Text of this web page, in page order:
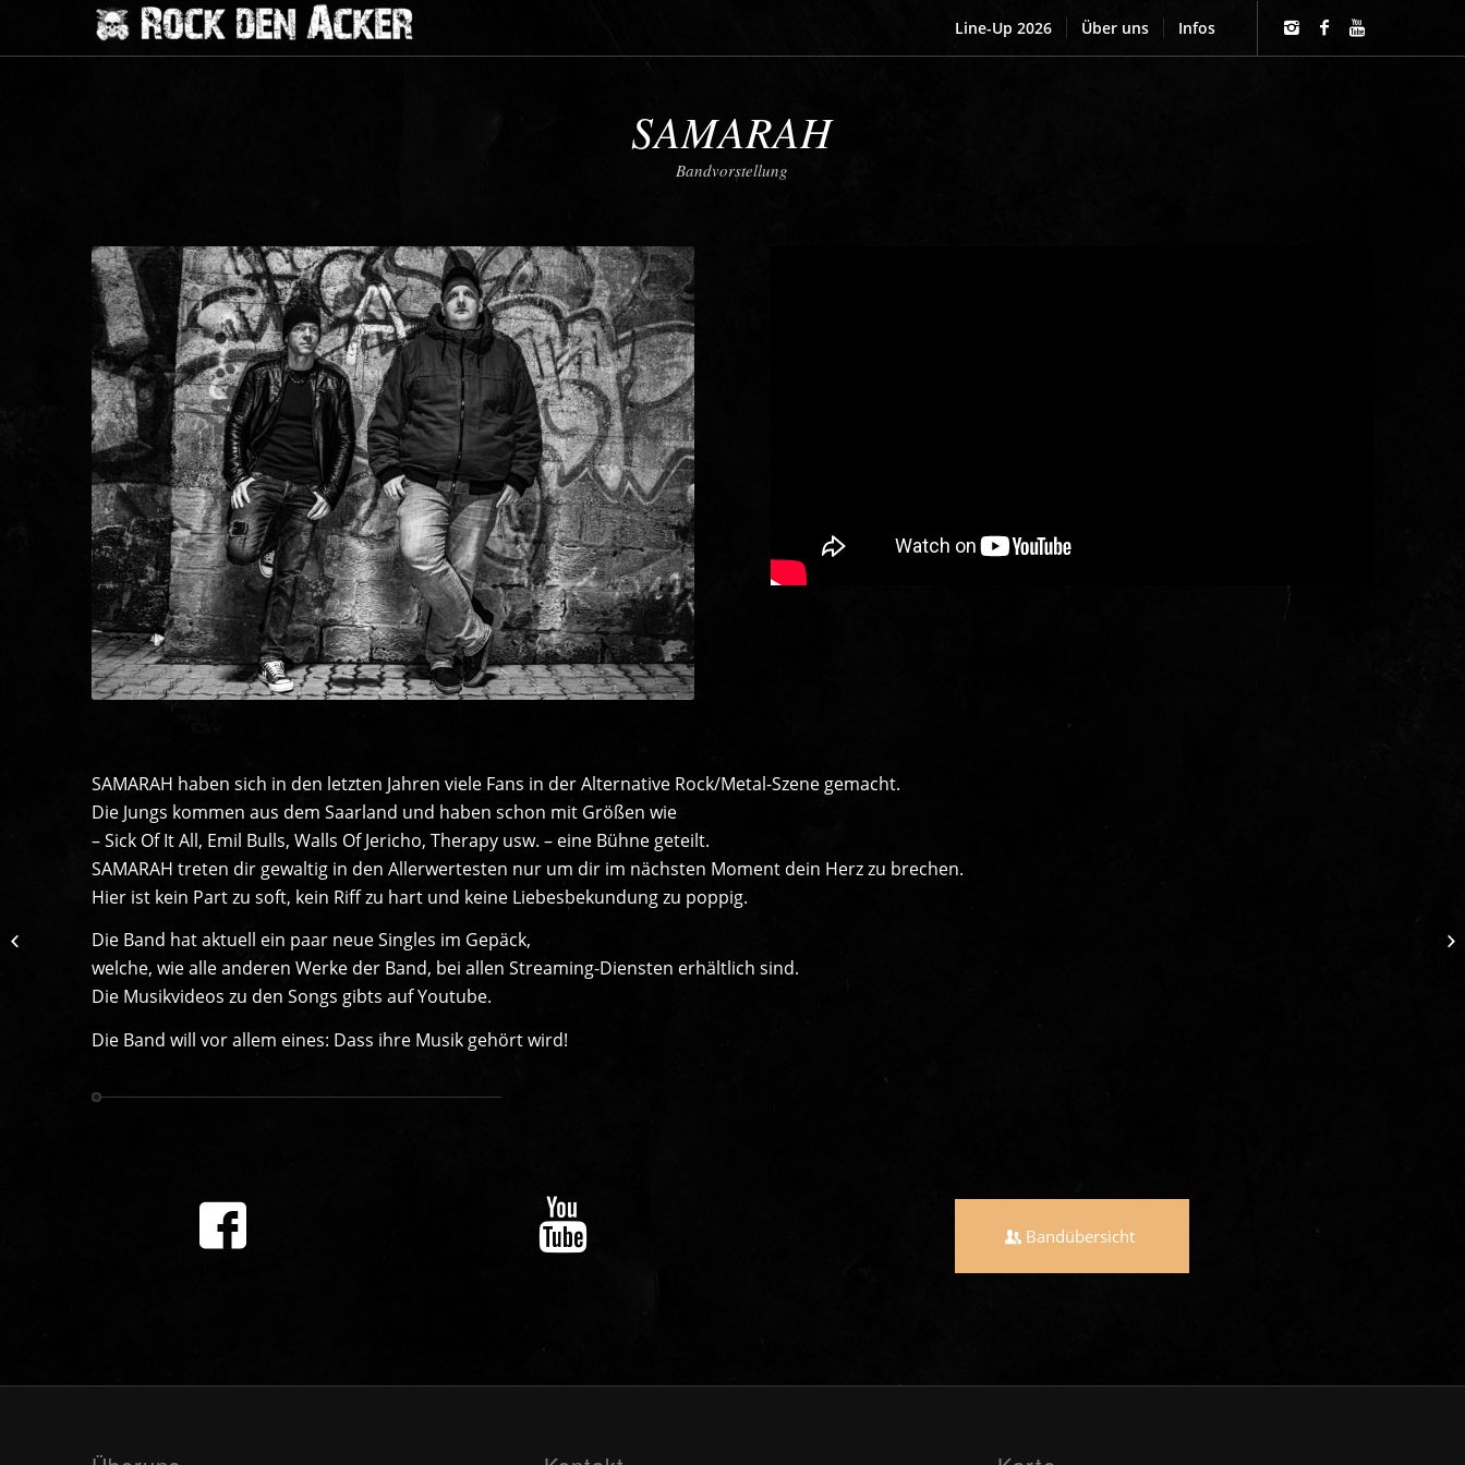
Line-Up 2026 Über uns Infos
SAMARAH
Bandvorstellung
SAMARAH haben sich in den letzten Jahren viele Fans in der Alternative Rock/Metal-Szene gemacht.
Die Jungs kommen aus dem Saarland und haben schon mit Größen wie
– Sick Of It All, Emil Bulls, Walls Of Jericho, Therapy usw. – eine Bühne geteilt.
SAMARAH treten dir gewaltig in den Allerwertesten nur um dir im nächsten Moment dein Herz zu brechen.
Hier ist kein Part zu soft, kein Riff zu hart und keine Liebesbekundung zu poppig.
Die Band hat aktuell ein paar neue Singles im Gepäck,
welche, wie alle anderen Werke der Band, bei allen Streaming-Diensten erhältlich sind.
Die Musikvideos zu den Songs gibts auf Youtube.
Die Band will vor allem eines: Dass ihre Musik gehört wird!
Bandübersicht
Abrissbirnen